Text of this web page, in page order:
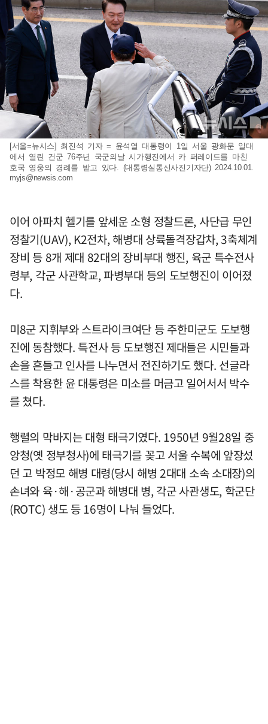
[서울=뉴시스] 최진석 기자 = 윤석열 대통령이 1일 서울 광화문 일대
에서 열린 건군 76주년 국군의날 시가행진에서 카 퍼레이드를 마친
호국 영웅의 경례를 받고 있다. (대통령실통신사진기자단) 2024.10.01.
myjs@newsis.com
이어 아파치 헬기를 앞세운 소형 정찰드론, 사단급 무인
정찰기(UAV), K2전차, 해병대 상륙돌격장갑차, 3축체계
장비 등 8개 제대 82대의 장비부대 행진, 육군 특수전사
령부, 각군 사관학교, 파병부대 등의 도보행진이 이어졌
다.
미8군 지휘부와 스트라이크여단 등 주한미군도 도보행
진에 동참했다. 특전사 등 도보행진 제대들은 시민들과
손을 흔들고 인사를 나누면서 전진하기도 했다. 선글라
스를 착용한 윤 대통령은 미소를 머금고 일어서서 박수
를 쳤다.
행렬의 막바지는 대형 태극기였다. 1950년 9월28일 중
앙청(옛 정부청사)에 태극기를 꽂고 서울 수복에 앞장섰
던 고 박정모 해병 대령(당시 해병 2대대 소속 소대장)의
손녀와 육·해·공군과 해병대 병, 각군 사관생도, 학군단
(ROTC) 생도 등 16명이 나눠 들었다.